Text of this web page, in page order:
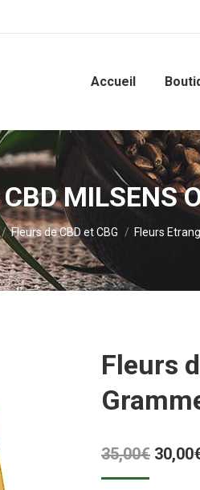
Accueil
MILSENS
Fleurs de CBD et CBG Fleurs
Fleurs
35,00€ Le
30,00